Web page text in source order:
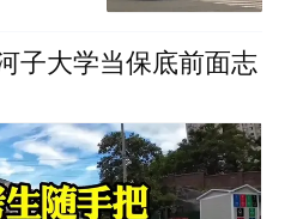
子大学当保底前面志